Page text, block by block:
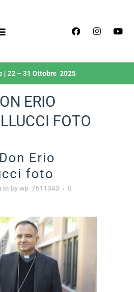
| 22 – 31 Ottobre 2025
ERIO
FOTO
Don Erio
foto
in bywp_7611343
0